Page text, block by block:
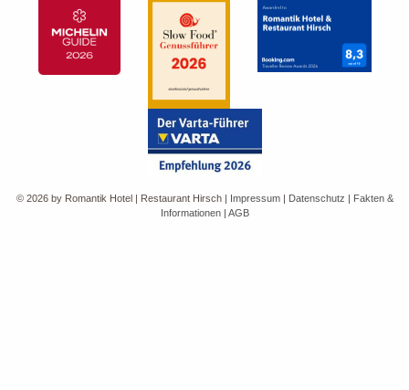
© 2026 by Romantik Hotel | Restaurant Hirsch| Impressum| Datenschutz | Fakten &
Informationen| AGB